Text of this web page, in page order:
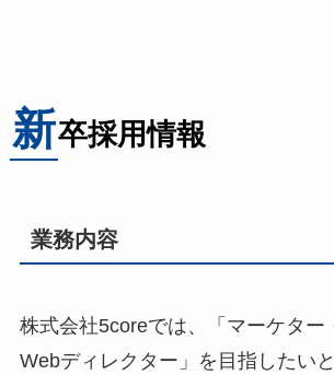
新卒採用情報
業務内容
株式会社5coreでは、「マーケター
Webディレクター」を目指したい